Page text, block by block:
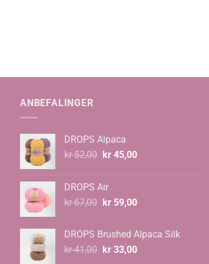
ANBEFALINGER
DROPS Alpaca
kr52,00 Opprinnelig
kr 52,00.
kr45,00Nåværende
DROPS Air
kr67,00 Opprinnelig
kr 67,00.
kr59,00Nåværende
kr 59,00.
DROPS Brushed Alpaca Silk
kr41,00 Opprinnelig
kr33,00Nåværende